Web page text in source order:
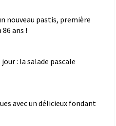
nouveau pastis, première
ans !
: la salade pascale
avec un délicieux fondant